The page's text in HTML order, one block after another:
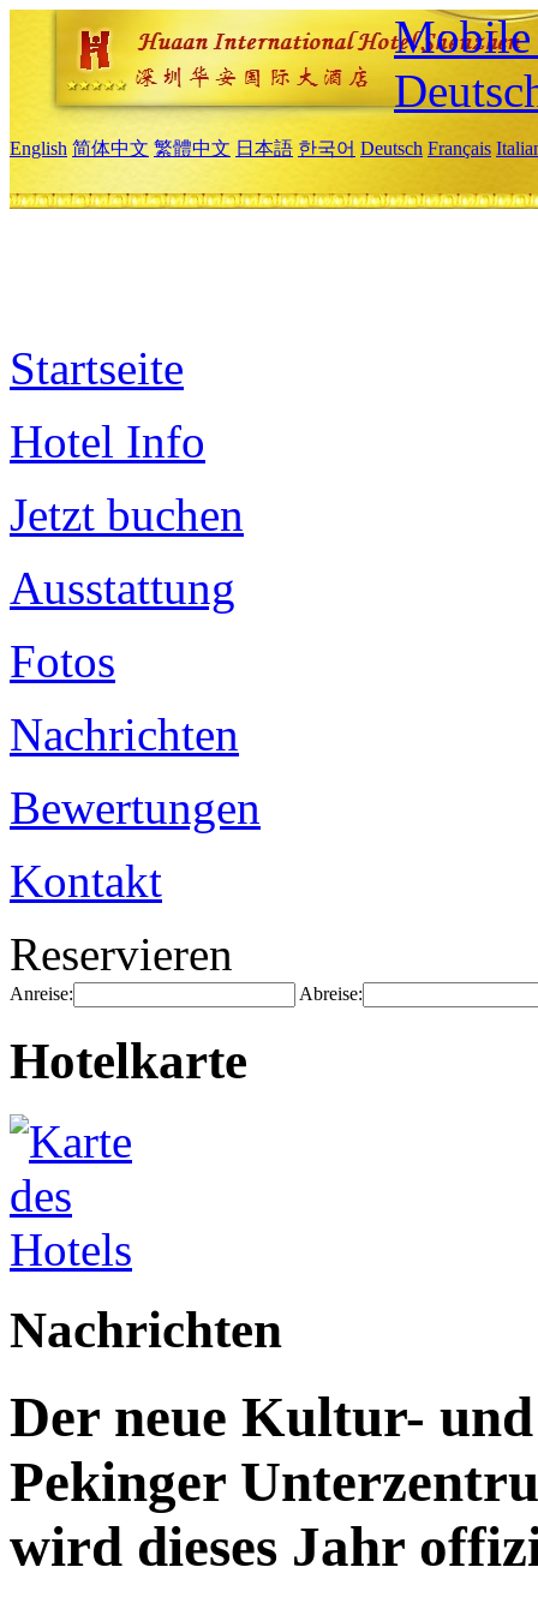
Mobile
English 简体中文 繁體中文 日本語 한국어 Deutsch Français
Startseite
Hotel Info
Jetzt buchen
Ausstattung
Fotos
Nachrichten
Bewertungen
Kontakt
Reservieren
Anreise: Abreise:
Hotelkarte
Nachrichten
Der neue Kultur-
Pekinger
wird dieses Jahr